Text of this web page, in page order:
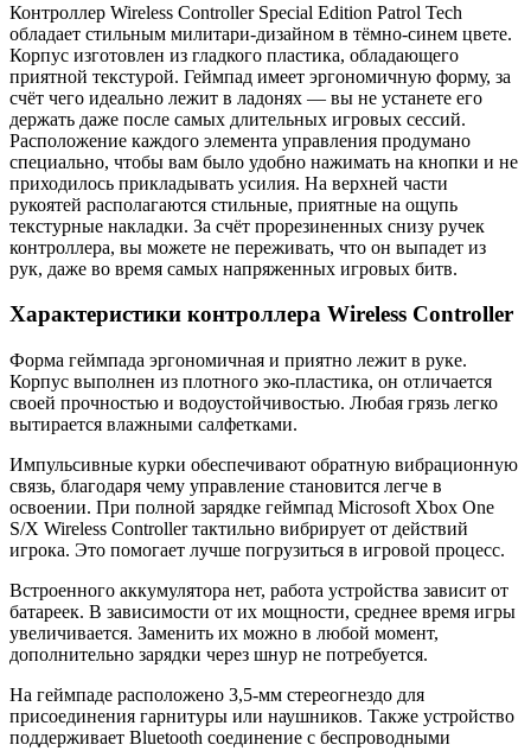
Контроллер Wireless Controller Special Edition Patrol Tech
обладает стильным милитари-дизайном в тёмно-синем цвете.
Корпус изготовлен из гладкого пластика, обладающего
приятной текстурой. Геймпад имеет эргономичную форму, за
счёт чего идеально лежит в ладонях — вы не устанете его
держать даже после самых длительных игровых сессий.
Расположение каждого элемента управления продумано
специально, чтобы вам было удобно нажимать на кнопки и не
приходилось прикладывать усилия. На верхней части
рукоятей располагаются стильные, приятные на ощупь
текстурные накладки. За счёт прорезиненных снизу ручек
контроллера, вы можете не переживать, что он выпадет из
рук, даже во время самых напряженных игровых битв.
Характеристики контроллера Wireless Controller
Форма геймпада эргономичная и приятно лежит в руке.
Корпус выполнен из плотного эко-пластика, он отличается
своей прочностью и водоустойчивостью. Любая грязь легко
вытирается влажными салфетками.
Импульсивные курки обеспечивают обратную вибрационную
связь, благодаря чему управление становится легче в
освоении. При полной зарядке геймпад Microsoft Xbox One
S/X Wireless Controller тактильно вибрирует от действий
игрока. Это помогает лучше погрузиться в игровой процесс.
Встроенного аккумулятора нет, работа устройства зависит от
батареек. В зависимости от их мощности, среднее время игры
увеличивается. Заменить их можно в любой момент,
дополнительно зарядки через шнур не потребуется.
На геймпаде расположено 3,5-мм стереогнездо для
присоединения гарнитуры или наушников. Также устройство
поддерживает Bluetooth соединение с беспроводными